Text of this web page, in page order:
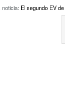
noticia: El segundo EV